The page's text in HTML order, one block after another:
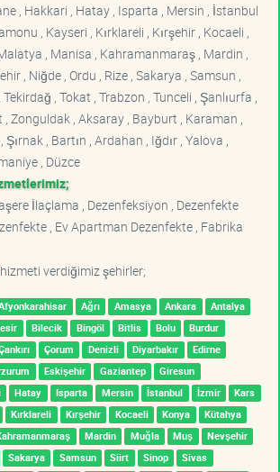
, Hakkari , Hatay , Isparta , Mersin , İstanbul
, Kayseri , Kırklareli , Kırşehir , Kocaeli ,
, Manisa , Kahramanmaraş , Mardin ,
, Niğde , Ordu , Rize , Sakarya , Samsun ,
, Tokat , Trabzon , Tunceli , Şanlıurfa ,
, Zonguldak , Aksaray , Bayburt , Karaman ,
Şırnak , Bartın , Ardahan , Iğdır , Yalova ,
, Düzce
İlaçlama , Dezenfeksiyon , Dezenfekte
, Ev Apartman Dezenfekte , Fabrika
verdiğimiz şehirler;
Ağrı Amasya Ankara
Antalya
Bilecik Bingöl Bitlis Bolu
Burdur
Çorum Denizli Diyarbakır
Edirne
Eskişehir Gaziantep
Giresun
Hatay Isparta Mersin İstanbul İzmir
Kars
Kırklareli Kırşehir Kocaeli Konya
Kütahya
Mardin Muğla Muş
Nevşehir
Sakarya Samsun Siirt Sinop Sivas